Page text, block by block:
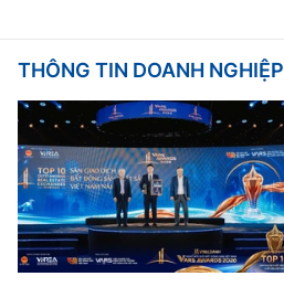
THÔNG TIN DOANH NGHIỆP